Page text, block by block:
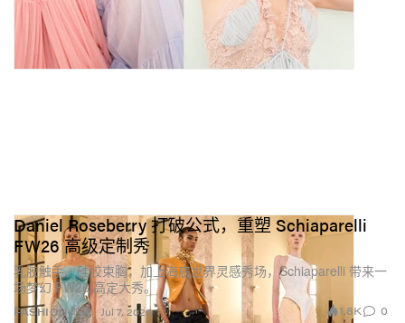
FASHION 时装
Daniel Roseberry 打破公式，重塑 Schiaparelli
FW26 高级定制秀
乳胶触手、硅胶束胸，加上海底世界灵感秀场，Schiaparelli 带来一
场梦幻 FW26 高定大秀。
Jul 7, 2026 1.8K 0